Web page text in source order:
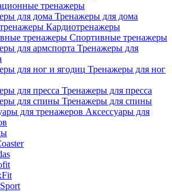
тренажеры
Тренажеры для дома
Кардиотренажеры
Спортивные тренажеры
Тренажеры для
Тренажеры для ног
Тренажеры для пресса
Тренажеры для спины
Аксессуары для